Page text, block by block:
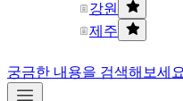
강원
제주
궁금한 내용을 검색해보세요